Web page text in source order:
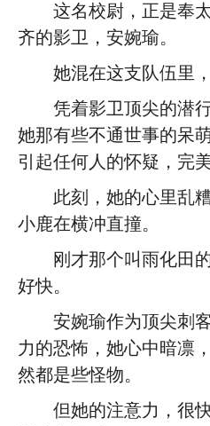
这名校尉，正是奉
齐的影卫，安婉瑜。
她混在这支队伍里
凭着影卫顶尖的潜
她那有些不通世事的呆
引起任何人的怀疑，完
此刻，她的心里乱
小鹿在横冲直撞。
刚才那个叫雨化田
好快。
安婉瑜作为顶尖刺
力的恐怖，她心中暗凛
然都是些怪物。
但她的注意力，很